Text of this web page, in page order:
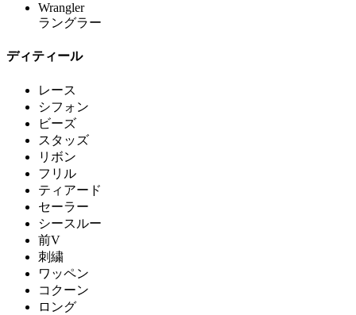
Wrangler
ラングラー
ディティール
レース
シフォン
ビーズ
スタッズ
リボン
フリル
ティアード
セーラー
シースルー
前V
刺繍
ワッペン
コクーン
ロング